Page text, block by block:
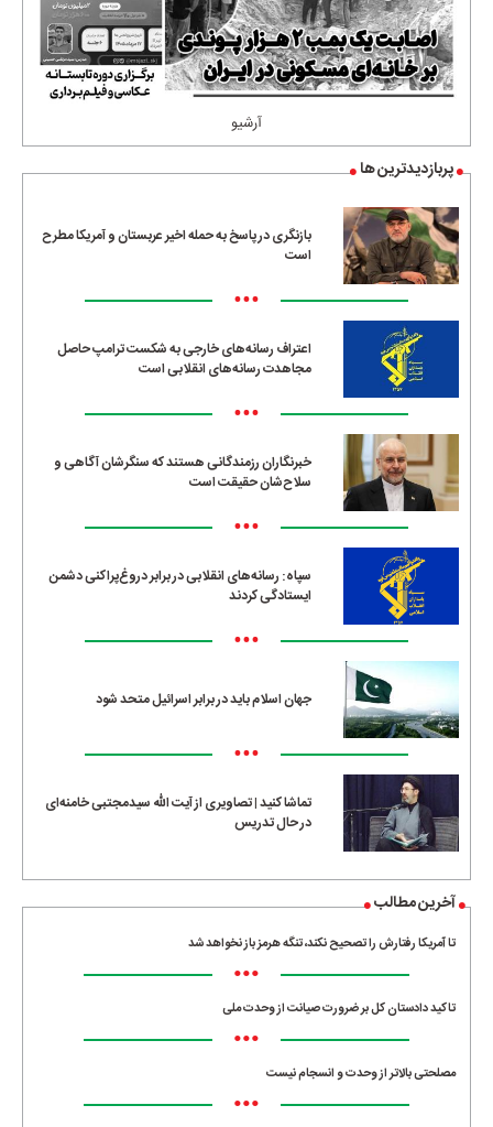
آرشیو
پربازدیدترین ها
بازنگری در پاسخ به حمله اخیر عربستان و آمریکا مطرح
است
•••
اعتراف رسانه‌های خارجی به شکست ترامپ حاصل
مجاهدت رسانه‌های انقلابی است
•••
خبرنگاران رزمندگانی هستند که سنگرشان آگاهی و
سلاح‌شان حقیقت است
•••
سپاه: رسانه‌های انقلابی در برابر دروغ‌پراکنی دشمن
ایستادگی کردند
•••
جهان اسلام باید در برابر اسرائیل متحد شود
•••
تماشا کنید | تصاویری از آیت الله سیدمجتبی خامنه‌ای
در حال تدریس
آخرین مطالب
تا آمریکا رفتارش را تصحیح نکند، تنگه هرمز باز نخواهد شد
•••
تاکید دادستان کل بر ضرورت صیانت از وحدت ملی
•••
مصلحتی بالاتر از وحدت و انسجام نیست
•••